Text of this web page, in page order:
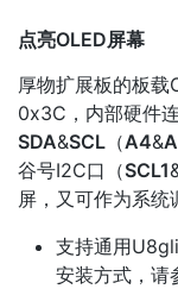
点亮OLED屏幕
厚物扩展板的板载
0x3C，内部硬件
SDA&SCL （A4&
谷号I2C口（SCL1
屏，又可作为系统
支持通用
安装方式，请